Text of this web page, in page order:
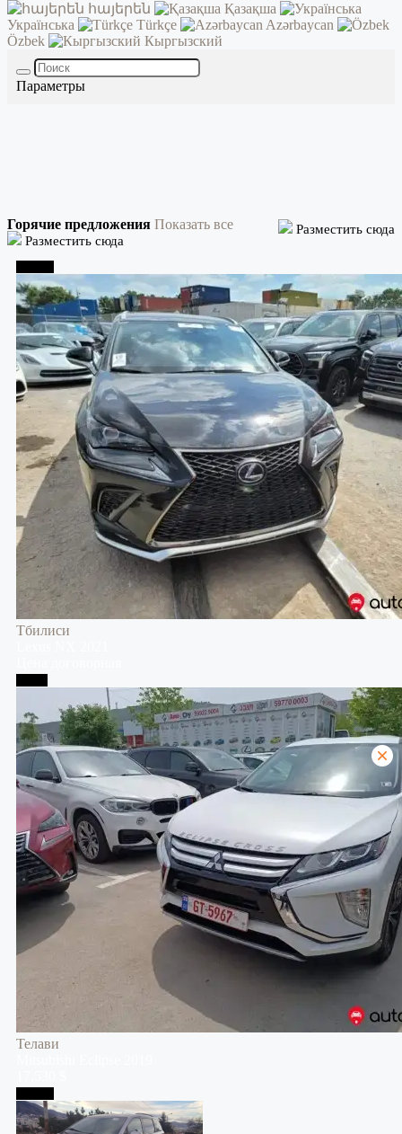
հայերեն
Қазақша
Українська
Türkçe
Azərbaycan
Özbek
Кыргызский
Параметры
Горячие предложения Показать все
Разместить сюда
Разместить сюда
Тбилиси
Телави